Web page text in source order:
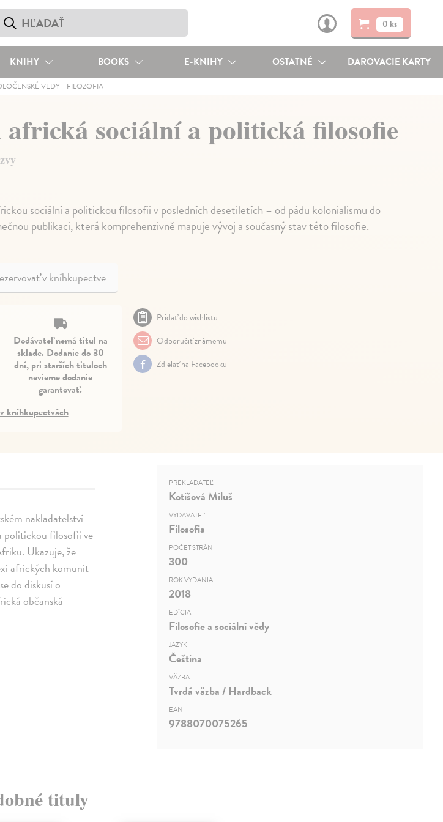
0 ks
KNIHY BOOKS E-KNIHY OSTATNÉ DAROVACIE KARTY
VEDY- FILOZOFIA
africká sociální a politická filosofie
sociální a politickou filosofii v posledních desetiletích – od pádu kolonialismu do
publikaci, která komprehenzivně mapuje vývoj a současný stav této filosofie.
v kníhkupectve
Dodávateľ nemá titul na
sklade. Dodanie do 30
dní, pri starších tituloch
nevieme dodanie
garantovať.
kníhkupectvách
Pridať do wishlistu
Odporučiť známemu
Zdielať na Facebooku
nakladatelství
politickou filosofii ve
Ukazuje, že
afrických komunit
do diskusí o
občanská
PREKLADATEĽ
Kotišová Miluš
VYDAVATEĽ
Filosofia
POČET STRÁN
300
ROK VYDANIA
2018
EDÍCIA
Filosofie a sociální vědy
JAZYK
Čeština
VÄZBA
Tvrdá väzba / Hardback
EAN
9788070075265
tituly